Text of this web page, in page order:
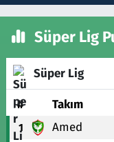
Süper Lig
Süper Lig
# Takım
1 Amed